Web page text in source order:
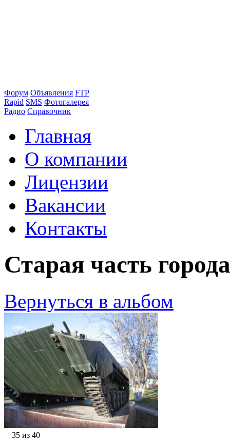
Форум Объявления FTP
Rapid SMS Фотогалерея
Радио Справочник
Главная
О компании
Лицензии
Вакансии
Контакты
Старая часть
Вернуться в альбом
35 из 40